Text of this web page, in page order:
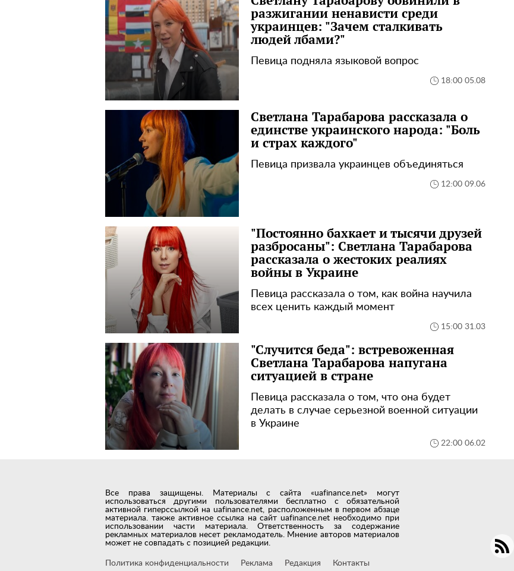
разжигании ненависти среди
украинцев: "Зачем сталкивать
людей лбами?"
Певица подняла языковой вопрос
18:00 05.08
Светлана Тарабарова рассказала о
единстве украинского народа: "Боль
и страх каждого"
Певица призвала украинцев объединяться
12:00 09.06
"Постоянно бахкает и тысячи друзей
разбросаны": Светлана Тарабарова
рассказала о жестоких реалиях
войны в Украине
Певица рассказала о том, как война научила
всех ценить каждый момент
15:00 31.03
"Случится беда": встревоженная
Светлана Тарабарова напугана
ситуацией в стране
Певица рассказала о том, что она будет
делать в случае серьезной военной ситуации
в Украине
22:00 06.02
Все права защищены. Материалы с сайта «uafinance.net» могут
использоваться другими пользователями бесплатно с обязательной
активной гиперссылкой на uafinance.net, расположенным в первом абзаце
материала. также активное ссылка на сайт uafinance.net необходимо при
использовании части материала. Ответственность за содержание
рекламных материалов несет рекламодатель. Мнение авторов материалов
может не совпадать с позицией редакции.
Политика конфиденциальности Реклама Редакция Контакты